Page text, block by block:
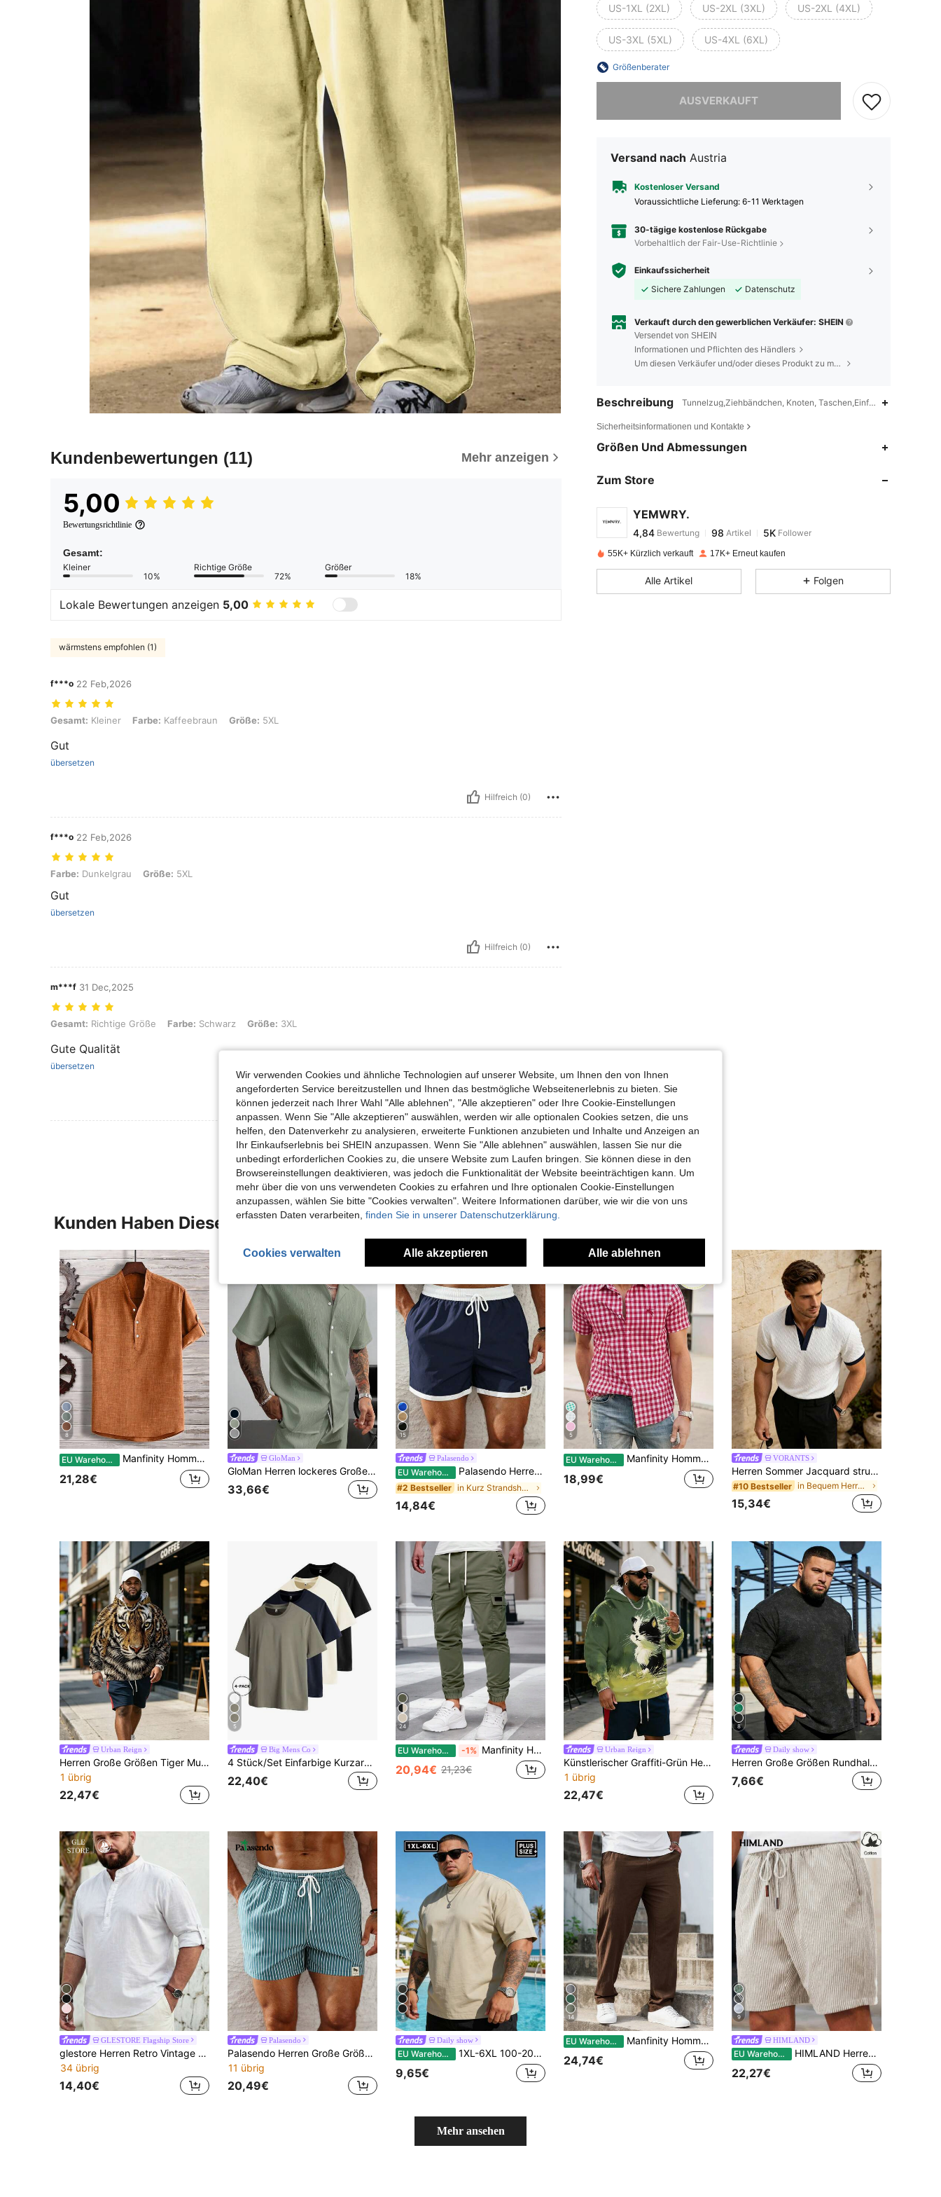
Kundenbewertungen (11) Mehr anzeigen
5,00
Bewertungsrichtlinie
Gesamt:
Kleiner
10%
Richtige Größe
72%
Größer
18%
Lokale Bewertungen anzeigen 5,00
wärmstens empfohlen (1)
f***o 22 Feb,2026
Gesamt: Kleiner, Farbe: Kaffeebraun, Größe: 5XL
Gesamt: Kleiner Farbe: Kaffeebraun Größe: 5XL
Gut
übersetzen
Hilfreich (0)
f***o 22 Feb,2026
Farbe: Dunkelgrau, Größe: 5XL
Farbe: Dunkelgrau Größe: 5XL
Gut
übersetzen
Hilfreich (0)
m***f 31 Dec,2025
Gesamt: Richtige Größe, Farbe: Schwarz, Größe: 3XL
Gesamt: Richtige Größe Farbe: Schwarz Größe: 3XL
Gute Qualität
übersetzen
Hilfreich (0)
Mehr Bewertungen Ansehen
US-1XL (2XL) US-2XL (3XL) US-2XL (4XL)
US-3XL (5XL) US-4XL (6XL)
Größenberater
AUSVERKAUFT
Versand nach Austria
Kostenloser Versand
Voraussichtliche Lieferung: 6-11 Werktagen
30-tägige kostenlose Rückgabe
Vorbehaltlich der Fair-Use-Richtlinie
Einkaufssicherheit
Sichere Zahlungen
Datenschutz
Verkauft durch den gewerblichen Verkäufer: SHEIN
Versendet von SHEIN
Informationen und Pflichten des Händlers
Um diesen Verkäufer und/oder dieses Produkt zu melden
Beschreibung Tunnelzug,Ziehbändchen, Knoten, Taschen,Einfarbig
Sicherheitsinformationen und Kontakte
Größen Und Abmessungen
Zum Store
YEMWRY.
4,84
s***5bezahltVor 1 Tag
55K+ Kürzlich verkauft 17K+ Erneut kaufen
Alle Artikel Folgen
Kunden Haben Diese Artikel Auch Angeschaut
8
EU Warehouse Manfinity Homme Herren Hemd mit halber Knopfleiste und hochgekrempelten Ärmeln, Rostfarbenes Herrenhemd, Große und lange Herren Henley Shirts, Oberteile, Formell
21,28€
GloMan
GloMan Herren lockeres Große Größen Kurzarmhemd und Shorts mit Kordelzug 2-teiliges Set,Sommer/Herbst für Strandurlaub,Lässiger Alltagskleidung,Freund/Ehemann
33,66€
15
Palasendo
EU Warehouse Palasendo Herren Lässig Marineblau Kontrastfarbe Kordelzug Strandshorts, Sommer Badehose für Herren, Poolparty Urlaub Badebekleidung Badesachen Strand
#2 Bestseller in Kurz Strandshorts für Herren
14,84€
5
EU Warehouse Manfinity Homme Rotes kurzärmeliges kariertes Hemd mit einzigartigem gesticktem Logo, frisch kariertes lässiges vielseitiges Modehemdfür den Sommer
18,99€
VORANTS
Herren Sommer Jacquard strukturiertes Kontrastfarben Halb-Reißverschluss Poloshirt, lässiger minimalistischer urbaner reifer britischer Gentleman Stil
#10 Bestseller in Bequem Herren Poloshirts
15,34€
Urban Reign
Herren Große Größen Tiger Muster Pullover Kapuzenpullover, wildes personalisiertes Streetwear, vielseitig für Lässig, Zuhause und Outdoor Sport, Frühling/Herbst, Langarm Oberteil
1 übrig
22,47€
5
Big Mens Co
4 Stück/Set Einfarbige Kurzarm T-Shirts in Große Größen, geeignet für Frühling/Sommer/Herbst
22,40€
24
EU Warehouse -1% Manfinity Homme Herren einfarbige Cargo-Hose mit Kordelzug, Mehrtaschig, Slim Fit, Lässig, Herbst
20,94€ 21,23€
Urban Reign
Künstlerischer Graffiti-Grün Herren Große Größen Sweatshirt Frühling/Herbst Große Größen Lässig Sweatshirt mit süßem Katzen-Muster, vielseitig einsetzbarer Paar-Streetwear Pullover
1 übrig
22,47€
8
Daily show
Herren Große Größen Rundhals Kurzarm T-Shirt mit Buchstaben-Muster, geeignet für den täglichen Gebrauch, Sport und Urlaub, tolles Geschenk für den Ehemann
7,66€
4
GLESTORE Flagship Store
glestore Herren Retro Vintage einfarbiges Hemd mit Stehkragen und Knopfleiste, Ärmel können hochgekrempelt werden - leicht und atmungsaktiv, Große Größen, 100% Baumwolle, lässig Hemd geeignet für alle Jahreszeiten, Sommermode für Herren
34 übrig
14,40€
Palasendo
Palasendo Herren Große Größen Sommer Lässig Gestreifte Strandshorts, Urlaub
11 übrig
20,49€
8
Daily show
EU Warehouse 1XL-6XL 100-200kg Herren T-Shirt, Große Größen Lässig Rundhals Kurzarm T-Shirt, geeignet für Outdoor-Sport, vielseitig, schlank geschnitten, erfrischend und energiegeladen, tolles Geschenk für Ehemann und Freund
9,65€
14
EU Warehouse Manfinity Homme Herren Große Größen lässig Reine Baumwolle Einfarbig Schräge Tasche Kordelzug Taille Hose
24,74€
9
HIMLAND
EU Warehouse HIMLAND Herren Große Größen Beige Kordelzug Taille Lässig Tropische Shorts, Urlaub, Vatertagsgeschenke Urlaub Sommer, Fußball
22,27€
Mehr ansehen
Wir verwenden Cookies und ähnliche Technologien auf unserer Website, um Ihnen den von Ihnen
angeforderten Service bereitzustellen und Ihnen das bestmögliche Webseitenerlebnis zu bieten. Sie
können jederzeit nach Ihrer Wahl "Alle ablehnen", "Alle akzeptieren" oder Ihre Cookie-Einstellungen
anpassen. Wenn Sie "Alle akzeptieren" auswählen, werden wir alle optionalen Cookies setzen, die uns
helfen, den Datenverkehr zu analysieren, erweiterte Funktionen anzubieten und Inhalte und Anzeigen an
Ihr Einkaufserlebnis bei SHEIN anzupassen. Wenn Sie "Alle ablehnen" auswählen, lassen Sie nur die
unbedingt erforderlichen Cookies zu, die unsere Website zum Laufen bringen. Sie können diese in den
Browsereinstellungen deaktivieren, was jedoch die Funktionalität der Website beeinträchtigen kann. Um
mehr über die von uns verwendeten Cookies zu erfahren und Ihre optionalen Cookie-Einstellungen
anzupassen, wählen Sie bitte "Cookies verwalten". Weitere Informationen darüber, wie wir die von uns
erfassten Daten verarbeiten, finden Sie in unserer Datenschutzerklärung.
Cookies verwalten Alle akzeptieren Alle ablehnen